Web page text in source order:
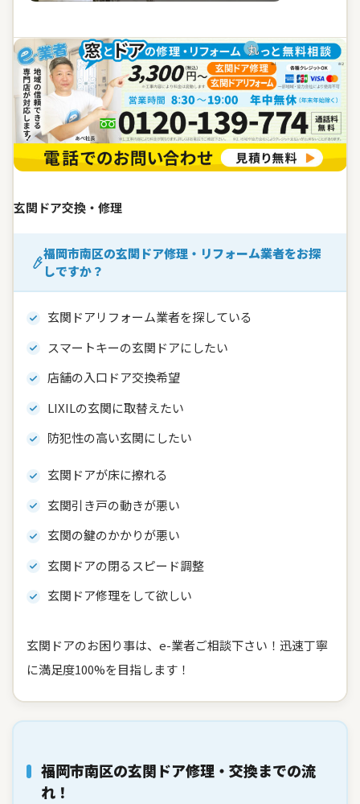
玄関ドア交換・修理
福岡市南区の玄関ドア修理・リフォーム業者をお探
しですか？
玄関ドアリフォーム業者を探している
スマートキーの玄関ドアにしたい
店舗の入口ドア交換希望
LIXILの玄関に取替えたい
防犯性の高い玄関にしたい
玄関ドアが床に擦れる
玄関引き戸の動きが悪い
玄関の鍵のかかりが悪い
玄関ドアの閉るスピード調整
玄関ドア修理をして欲しい
玄関ドアのお困り事は、e-業者ご相談下さい！迅速丁寧
に満足度100%を目指します！
福岡市南区の玄関ドア修理・交換までの流
れ！